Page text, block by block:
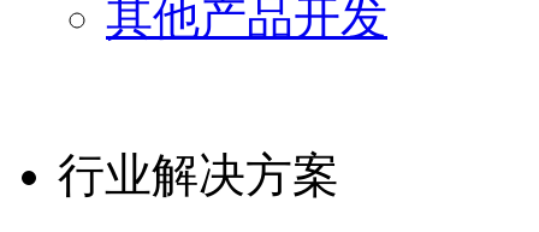
其他产品开发
行业解决方案